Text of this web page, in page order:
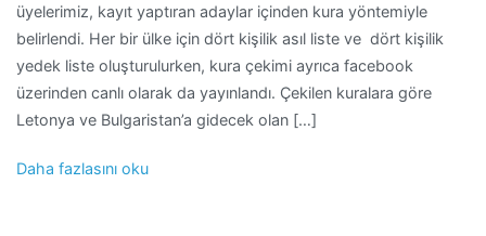
üyelerimiz, kayıt yaptıran adaylar içinden kura yöntemiyle
belirlendi. Her bir ülke için dört kişilik asıl liste ve dört kişilik
yedek liste oluşturulurken, kura çekimi ayrıca facebook
üzerinden canlı olarak da yayınlandı. Çekilen kuralara göre
Letonya ve Bulgaristan’a gidecek olan […]
Daha fazlasını oku